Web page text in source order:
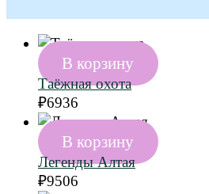
В корзину
Таёжная охота
₽6936
В корзину
Легенды Алтая
₽9506